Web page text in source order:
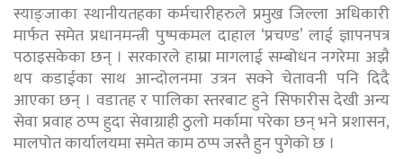
स्याङ्जाका स्थानीयतहका कर्मचारीहरुले प्रमुख जिल्ला अधिकारी
मार्फत समेत प्रधानमन्त्री पुष्पकमल दाहाल ‘प्रचण्ड’ लाई ज्ञापनपत्र
पठाइसकेका छन् । सरकारले हाम्रा मागलाई सम्बोधन नगरेमा अझै
थप कडाईका साथ आन्दोलनमा उत्रन सक्ने चेतावनी पनि दिदै
आएका छन् । वडातह र पालिका स्तरबाट हुने सिफारीस देखी अन्य
सेवा प्रवाह ठप्प हुदा सेवाग्राही ठुलो मर्कामा परेका छन् भने प्रशासन,
मालपोत कार्यालयमा समेत काम ठप्प जस्तै हुन पुगेको छ ।